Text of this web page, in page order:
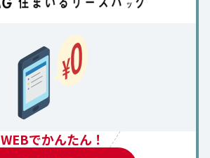
WEBでかんたん！